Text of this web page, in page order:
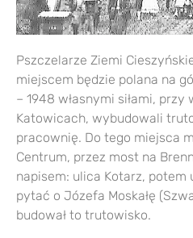
Pszczelarze Ziemi
miejscem będzie polana na
– 1948 własnymi siłami, przy
Katowicach, wybudowali
pracownię. Do tego miejsca
Centrum, przez most na
napisem: ulica Kotarz, potem
pytać o Józefa Moskałę
budował to trutowisko.